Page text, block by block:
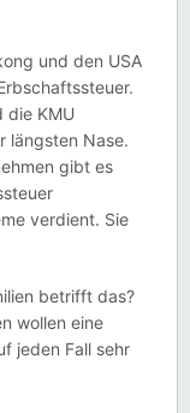
und den USA
die KMU
längsten Nase.
gibt es
verdient. Sie
betrifft das?
wollen eine
jeden Fall sehr